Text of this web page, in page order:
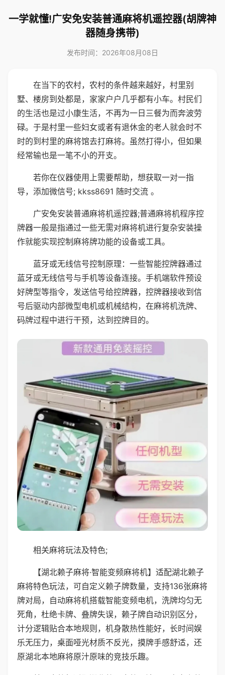
一学就懂!广安免安装普通麻将机遥控器(胡牌神
器随身携带)
发布时间：2026年08月08日
在当下的农村，农村的条件越来越好，村里别
墅、楼房到处都是，家家户户几乎都有小车。村民们
的生活也是过小康生活，不再为一日三餐为而奔波劳
碌。于是村里一些妇女或者有退休金的老人就会时不
时的到村里的麻将馆去打麻将。虽然打得小，但如果
经常输也是一笔不小的开支。
若你在仪器使用上需要帮助，想获取一对一指
导，添加微信号; kkss8691 随时交流 。
广安免安装普通麻将机遥控器;普通麻将机程序控
牌器一般是指通过一些无需对麻将机进行复杂安装操
作就能实现控制麻将牌功能的设备或工具。
蓝牙或无线信号控制原理：一些智能控牌器通过
蓝牙或无线信号与手机等设备连接。手机端软件预设
好牌型等指令，发送信号给控牌器，控牌器接收到信
号后驱动内部微型电机或机械结构，在麻将机洗牌、
码牌过程中进行干预，达到控牌目的。
相关麻将玩法及特色;
【湖北赖子麻将·智能变频麻将机】适配湖北赖子
麻将特色玩法，可自定义赖子牌数量，支持136张麻将
牌对局，自动麻将机搭载智能变频电机，洗牌均匀无
死角，杜绝卡牌、叠牌失误，赖子牌自动识别区分，
计分逻辑贴合本地规则，机身散热性能好，长时间娱
乐无压力，桌面哑光材质不反光，摸牌手感舒适，还
原湖北本地麻将原汁原味的竞技乐趣。